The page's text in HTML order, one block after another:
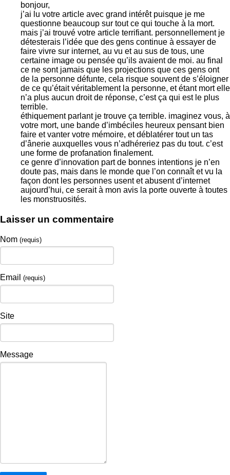
bonjour,
j’ai lu votre article avec grand intérêt puisque je me
questionne beaucoup sur tout ce qui touche à la mort.
mais j’ai trouvé votre article terrifiant. personnellement je
détesterais l’idée que des gens continue à essayer de
faire vivre sur internet, au vu et au sus de tous, une
certaine image ou pensée qu’ils avaient de moi. au final
ce ne sont jamais que les projections que ces gens ont
de la personne défunte, cela risque souvent de s’éloigner
de ce qu’était véritablement la personne, et étant mort elle
n’a plus aucun droit de réponse, c’est ça qui est le plus
terrible.
éthiquement parlant je trouve ça terrible. imaginez vous, à
votre mort, une bande d’imbéciles heureux pensant bien
faire et vanter votre mémoire, et déblatérer tout un tas
d’ânerie auxquelles vous n’adhéreriez pas du tout. c’est
une forme de profanation finalement.
ce genre d’innovation part de bonnes intentions je n’en
doute pas, mais dans le monde que l’on connaît et vu la
façon dont les personnes usent et abusent d’internet
aujourd’hui, ce serait à mon avis la porte ouverte à toutes
les monstruosités.
Laisser un commentaire
Nom (requis)
Email (requis)
Site
Message